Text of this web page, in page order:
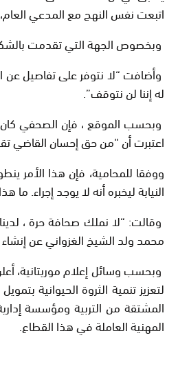
اتبعت نفس النهج مع المدعي
وبخصوص الجهة التي تقدمت
وأضافت “لا نتوفر على تفاصيل عن
له إننا لن نتوقف”.
وبحسب الموقع ، فإن الصحفي كان
اعتبرت أن “من حق إحسان
ووفقا للمحامية، فإن هذا الأمر
النيابة ليخبره أنه لا يوجد
وقالت: “لا نملك صحافة حرة ،
محمد ولد الشيخ الغزواني عن
المشتقة من التربية ومؤسسة
المهنية العاملة في هذا القطاع.